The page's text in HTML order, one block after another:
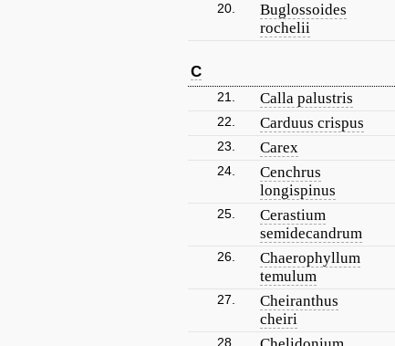
20.
Buglossoides
rochelii
C
21. Calla palustris
22.
Carduus crispus
23.
Carex
24.
Cenchrus
longispinus
25.
Cerastium
semidecandrum
26.
Chaerophyllum
temulum
27.
Cheiranthus
cheiri
28.